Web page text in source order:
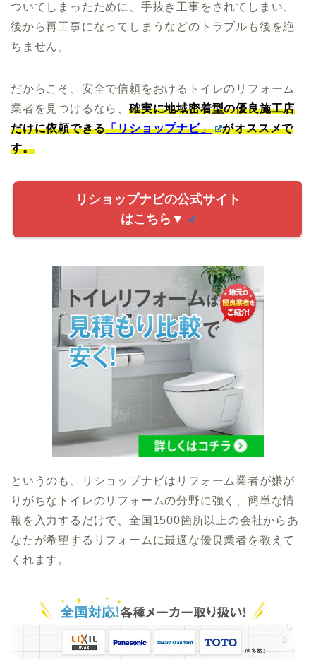
ついてしまったために、手抜き工事をされてしまい、
後から再工事になってしまうなどのトラブルも後を絶
ちません。
だからこそ、安全で信頼をおけるトイレのリフォーム
業者を見つけるなら、 確実に地域密着型の優良施工店
だけに依頼できる「リショップナビ」
がオススメで
す。
リショップナビの公式サイト
はこちら▼
というのも、リショップナビはリフォーム業者が嫌が
りがちなトイレのリフォームの分野に強く、簡単な情
報を入力するだけで、全国1500箇所以上の会社からあ
なたが希望するリフォームに最適な優良業者を教えて
くれます。